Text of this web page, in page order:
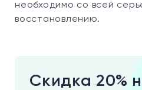
необходимо со всей
восстановлению.
Скидка 20%